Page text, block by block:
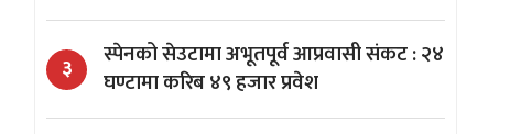
३
स्पेनको सेउटामा अभूतपूर्व आप्रवासी संकट : २४
घण्टामा करिब ४९ हजार प्रवेश